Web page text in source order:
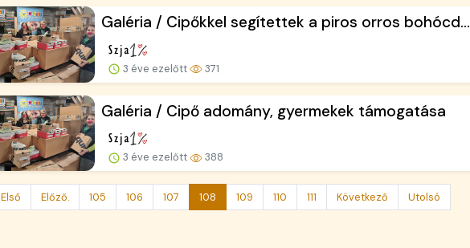
Galéria / Cipőkkel segítettek a piros orros bohócd...
3 éve ezelőtt 371
Galéria / Cipő adomány, gyermekek támogatása
3 éve ezelőtt 388
Első Előző. 105 106 107 108 109 110 111 Következő Utolsó